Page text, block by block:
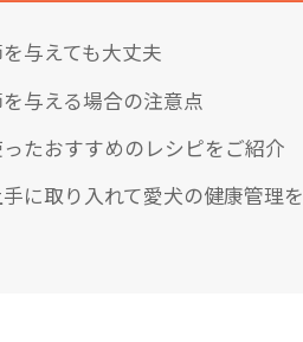
与えても大丈夫
与える場合の注意点
たおすすめのレシピをご紹介
に取り入れて愛犬の健康管理を